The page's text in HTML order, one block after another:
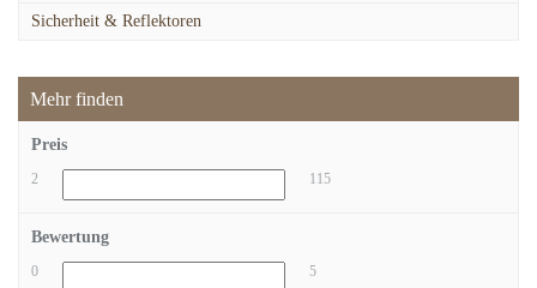
Sicherheit & Reflektoren
Mehr finden
Preis
2 115
Bewertung
0 5